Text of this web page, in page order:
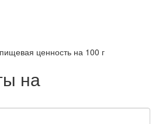
ценность на 100 г
на